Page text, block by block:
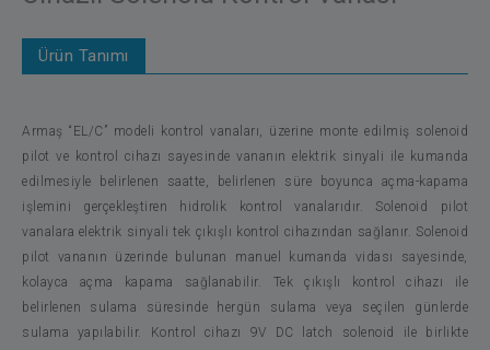
Ürün Tanımı
Armaş “EL/C” modeli kontrol vanaları, üzerine monte edilmiş solenoid
pilot ve kontrol cihazı sayesinde vananın elektrik sinyali ile kumanda
edilmesiyle belirlenen saatte, belirlenen süre boyunca açma-kapama
işlemini gerçekleştiren hidrolik kontrol vanalarıdır. Solenoid pilot
vanalara elektrik sinyali tek çıkışlı kontrol cihazından sağlanır. Solenoid
pilot vananın üzerinde bulunan manuel kumanda vidası sayesinde,
kolayca açma kapama sağlanabilir. Tek çıkışlı kontrol cihazı ile
belirlenen sulama süresinde hergün sulama veya seçilen günlerde
sulama yapılabilir. Kontrol cihazı 9V DC latch solenoid ile birlikte